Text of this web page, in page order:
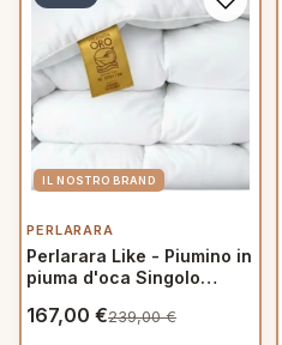
PERLARARA
Perlarara Like - Piumino in
piuma d'oca Singolo
167,00 €239,00€